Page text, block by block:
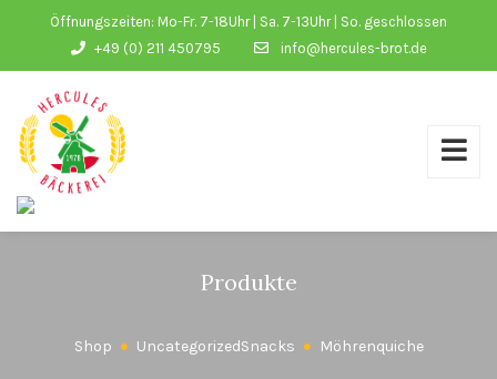
Öffnungszeiten: Mo-Fr. 7-18Uhr | Sa. 7-13Uhr | So. geschlossen
+49 (0) 211 450795
info@hercules-brot.de
Produkte
Shop UncategorizedSnacks Möhrenquiche